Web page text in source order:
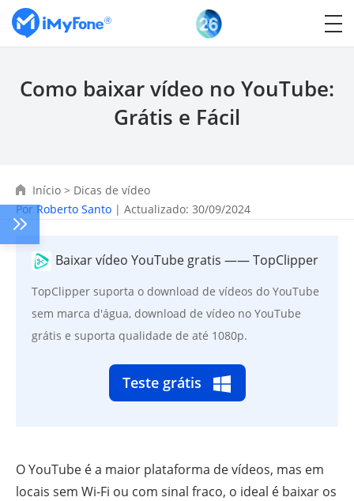
Como baixar vídeo no YouTube:
Grátis e Fácil
Início > Dicas de vídeo
PorRoberto Santo | Actualizado: 30/09/2024
Baixar vídeo YouTube gratis —— TopClipper
TopClipper suporta o download de vídeos do YouTube
sem marca d'água, download de vídeo no YouTube
grátis e suporta qualidade de até 1080p.
Teste grátis
O YouTube é a maior plataforma de vídeos, mas em
locais sem Wi-Fi ou com sinal fraco, o ideal é baixar os